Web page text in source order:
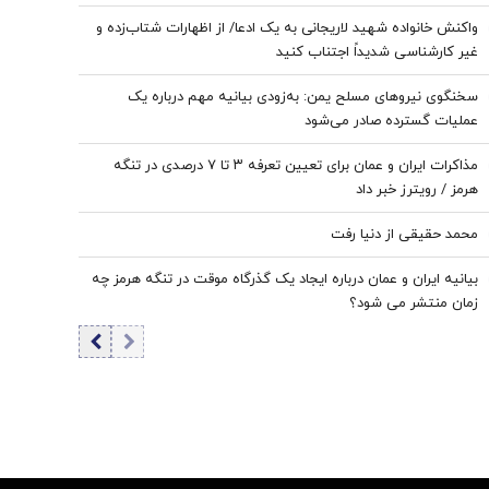
واکنش خانواده شهید لاریجانی به یک ادعا/ از اظهارات شتاب‌زده و
غیر کارشناسی شدیداً اجتناب کنید
سخنگوی نیروهای مسلح یمن: به‌زودی بیانیه مهم درباره یک
عملیات گسترده صادر می‌شود
مذاکرات ایران و عمان برای تعیین تعرفه ۳ تا ۷ درصدی در تنگه
هرمز / رویترز خبر داد
محمد حقیقی از دنیا رفت
بیانیه ایران و عمان درباره ایجاد یک گذرگاه موقت در تنگه هرمز چه
زمان منتشر می شود؟